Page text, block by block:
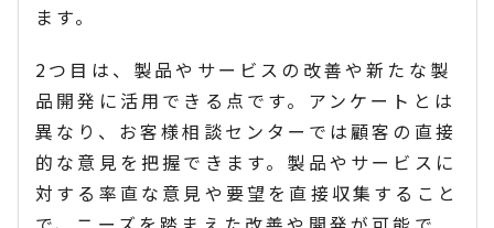
ます。
2つ目は、製品やサービスの改善や新たな製
品開発に活用できる点です。アンケートとは
異なり、お客様相談センターでは顧客の直接
的な意見を把握できます。製品やサービスに
対する率直な意見や要望を直接収集すること